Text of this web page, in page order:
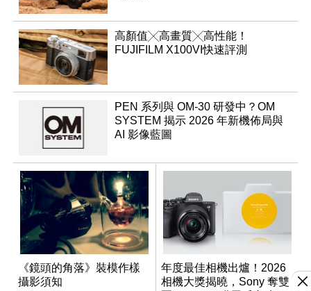
高顏值╳高畫質╳高性能！
FUJIFILM X100VI快速評測
PEN 系列與 OM-30 研發中？OM
SYSTEM 揭示 2026 年新機佈局與
AI 影像藍圖
《鏡頭的角落》裝模作樣
攝影須知
年度最佳相機出爐！2026
相機大獎揭曉，Sony 奪雙